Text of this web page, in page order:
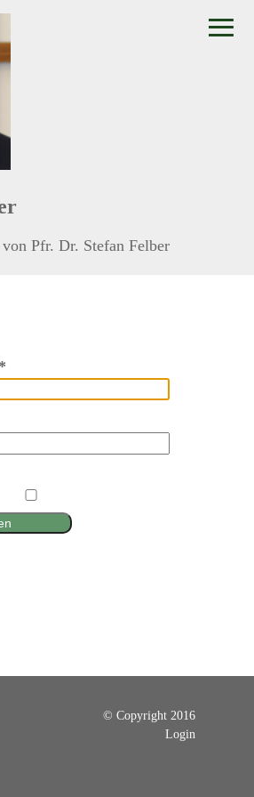
Pfr. Dr. Stefan Felber
© Copyright 2016
Login
≡